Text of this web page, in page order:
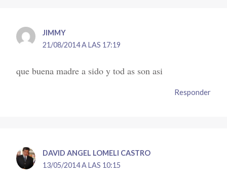
JIMMY
21/08/2014 A LAS 17:19
que buena madre a sido y tod as son asi
Responder
DAVID ANGEL LOMELI CASTRO
13/05/2014 A LAS 10:15